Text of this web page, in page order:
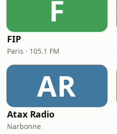
F
FIP
Paris · 105.1 FM
AR
Atax Radio
Narbonne